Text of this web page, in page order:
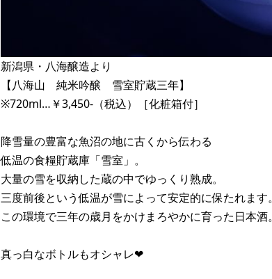
新潟県・八海醸造より
【八海山 純米吟醸 雪室貯蔵三年】
※720ml…￥3,450-（税込）［化粧箱付］
降雪量の豊富な魚沼の地に古くから伝わる
低温の食糧貯蔵庫「雪室」。
大量の雪を収納した蔵の中でゆっくり熟成。
三度前後という低温が雪によって安定的に保たれます。
この環境で三年の歳月をかけまろやかに育った日本酒。
真っ白なボトルもオシャレ❤︎